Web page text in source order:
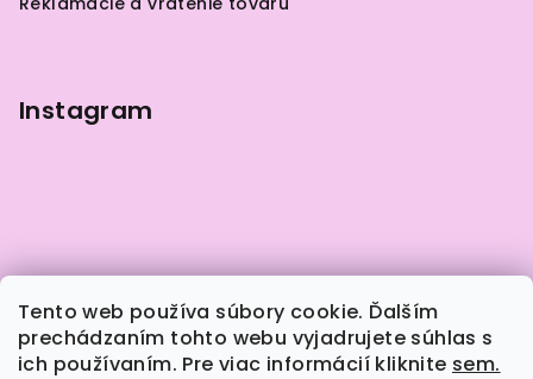
Tento web používa súbory cookie. Ďalším
prechádzaním tohto webu vyjadrujete súhlas s
ich používaním. Pre viac informácií kliknite sem.
Instagram